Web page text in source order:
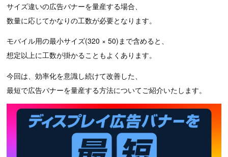
サイズ違いの広告バナーを量産する場合、
数量に応じてかなりの工数が必要となります。
モバイル用の最小サイズ(320 × 50)まで含めると、
想定以上に工数が掛かることもよくあります。
今回は、効率化を意識し続けて改善した、
最短で広告バナーを量産する方法についてご紹介いたします。